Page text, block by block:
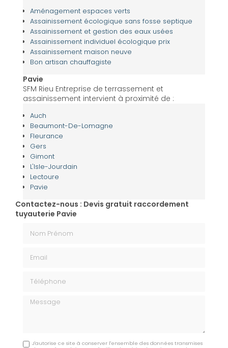
Aménagement espaces verts
Assainissement écologique sans fosse septique
Assainissement et gestion des eaux usées
Assainissement individuel écologique prix
Assainissement maison neuve
Bon artisan chauffagiste
Pavie
SFM Rieu Entreprise de terrassement et
assainissement intervient à proximité de :
Auch
Beaumont-De-Lomagne
Fleurance
Gers
Gimont
L'Isle-Jourdain
Lectoure
Pavie
Contactez-nous : Devis gratuit raccordement
tuyauterie Pavie
Message
J'autorise ce site à conserver l'ensemble des données transmises